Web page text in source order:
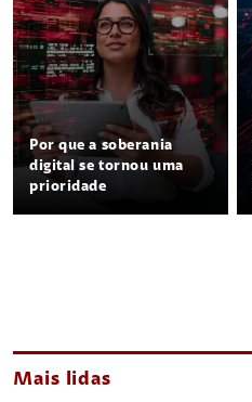
Por que a soberania
digital se tornou uma
prioridade
Mais lidas